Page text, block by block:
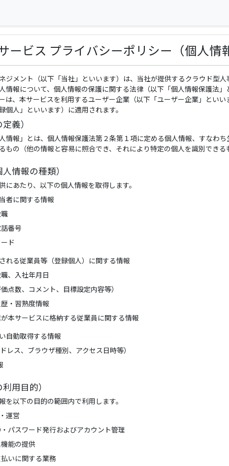
ービス プライバシーポリシー（個人情
ジメント（以下「当社」といいます）は、当社が提供するクラウド型
情報について、個人情報の保護に関する法律（以下「個人情報保護法
は、本サービスを利用するユーザー企業（以下「ユーザー企業」とい
個人」といいます）に適用されます。
義）
情報」とは、個人情報保護法第２条第１項に定める個人情報、すなわ
もの（他の情報と容易に照合でき、それにより特定の個人を識別できる
情報の種類）
にあたり、以下の個人情報を取得します。
者に関する情報
番号
ド
れる従業員等（登録個人）に関する情報
、入社年月日
点数、コメント、目標設定内容等）
・習熟度情報
本サービスに格納する従業員に関する情報
自動取得する情報
レス、ブラウザ種別、アクセス日時等）
用目的）
を以下の目的の範囲内で利用します。
運営
パスワード発行およびアカウント管理
能の提供
いに関する業務